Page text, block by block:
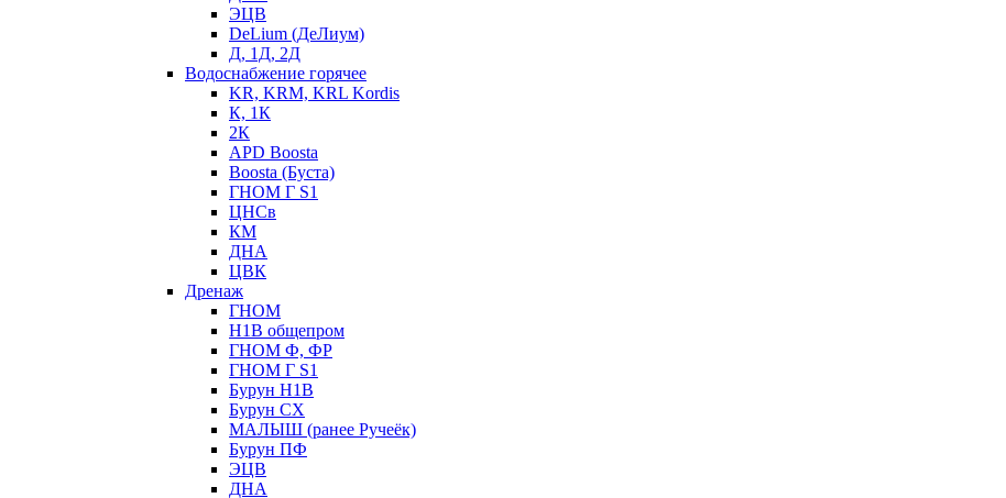
ЭЦВ
DeLium (ДеЛиум)
Д, 1Д, 2Д
Водоснабжение горячее
KR, KRM, KRL Kordis
К, 1К
2К
APD Boosta
Boosta (Буста)
ГНОМ Г S1
ЦНСв
КМ
ДНА
ЦВК
Дренаж
ГНОМ
Н1В общепром
ГНОМ Ф, ФР
ГНОМ Г S1
Бурун Н1В
Бурун СХ
МАЛЫШ (ранее Ручеёк)
Бурун ПФ
ЭЦВ
ДНА